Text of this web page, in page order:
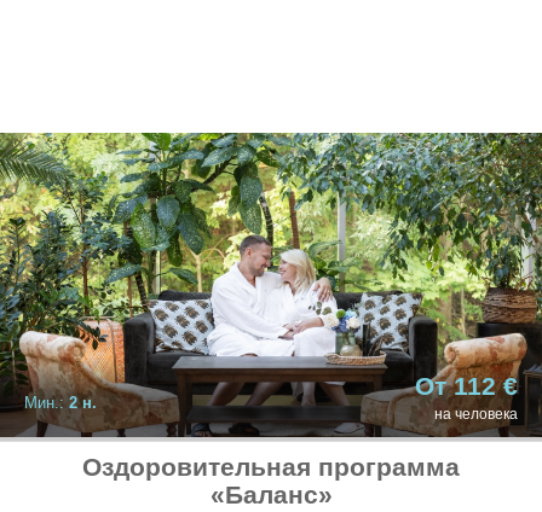
Мин.: 2 н.
От 112 €
на человека
Оздоровительная программа
«Баланс»